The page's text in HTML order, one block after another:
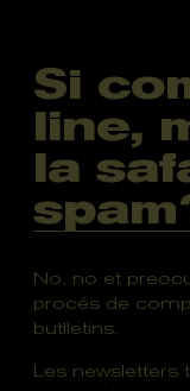
Si
line,
la
No, no et
procés de
butlletins.
Les newsletters